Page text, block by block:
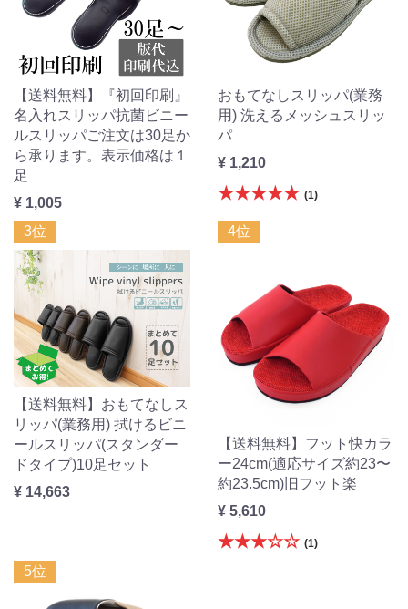
【送料無料】『初回印刷』
名入れスリッパ抗菌ビニー
ルスリッパご注文は30足か
ら承ります。表示価格は１
足
¥ 1,005
おもてなしスリッパ(業務
用) 洗えるメッシュスリッ
パ
¥ 1,210
★★★★★ (1)
3位
【送料無料】おもてなしス
リッパ(業務用) 拭けるビニ
ールスリッパ(スタンダー
ドタイプ)10足セット
¥ 14,663
4位
【送料無料】フット快カラ
ー24cm(適応サイズ約23〜
約23.5cm)旧フット楽
¥ 5,610
★★★☆☆ (1)
5位